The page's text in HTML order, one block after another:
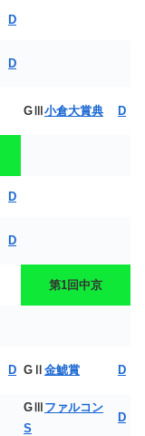
D
D
GⅢ小倉大賞典 D
D
D
第1回中京
D GⅡ 金鯱賞 D
GⅢ ファルコン
S
D